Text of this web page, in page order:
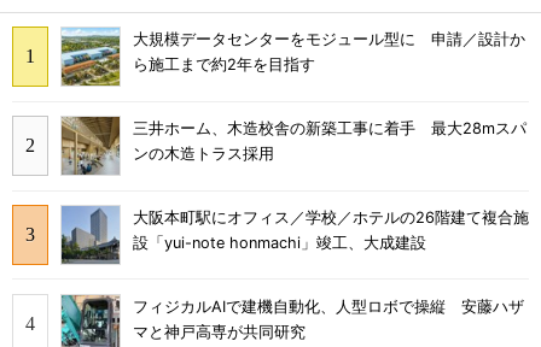
大規模データセンターをモジュール型に 申請／設計か
ら施工まで約2年を目指す
三井ホーム、木造校舎の新築工事に着手 最大28mスパ
ンの木造トラス採用
大阪本町駅にオフィス／学校／ホテルの26階建て複合施
設「yui-note honmachi」竣工、大成建設
フィジカルAIで建機自動化、人型ロボで操縦 安藤ハザ
マと神戸高専が共同研究